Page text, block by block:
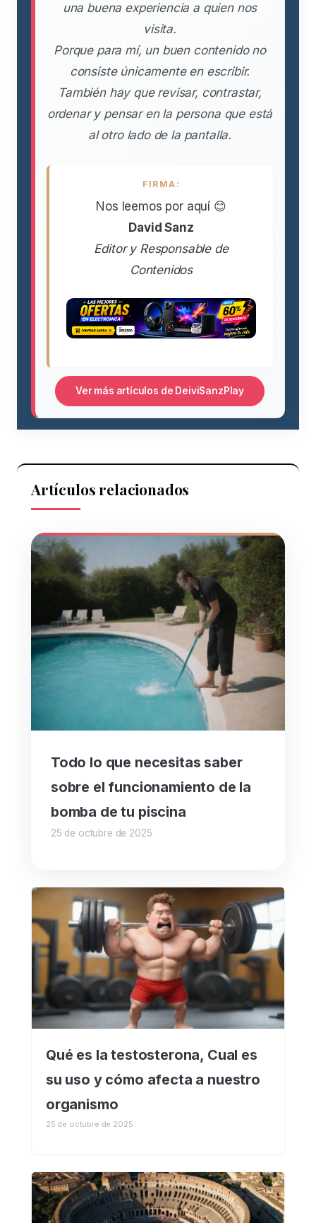
una buena experiencia a quien nos
visita.
Porque para mí, un buen contenido no
consiste únicamente en escribir.
También hay que revisar, contrastar,
ordenar y pensar en la persona que está
al otro lado de la pantalla.
FIRMA:
Nos leemos por aquí 😊
David Sanz
Editor y Responsable de
Contenidos
Ver más artículos de DeiviSanzPlay
Artículos relacionados
Todo lo que necesitas saber
sobre el funcionamiento de la
bomba de tu piscina
25 de octubre de 2025
Qué es la testosterona, Cual es
su uso y cómo afecta a nuestro
organismo
25 de octubre de 2025